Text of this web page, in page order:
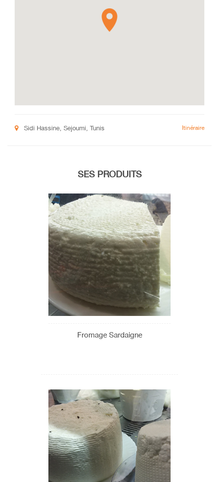
Sidi Hassine, Sejoumi, Tunis Itinéraire
SES PRODUITS
Fromage Sardaigne